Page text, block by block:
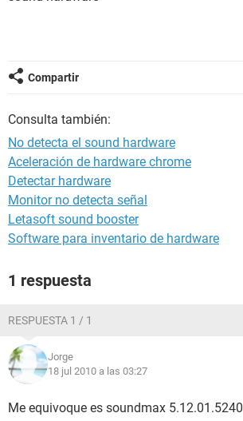
Compartir
Consulta también:
No detecta el sound hardware
Aceleración de hardware chrome
Detectar hardware
Monitor no detecta señal
Letasoft sound booster
Software para inventario de hardware
1 respuesta
RESPUESTA 1 / 1
Jorge
18 jul 2010 a las 03:27
Me equivoque es soundmax 5.12.01.5240